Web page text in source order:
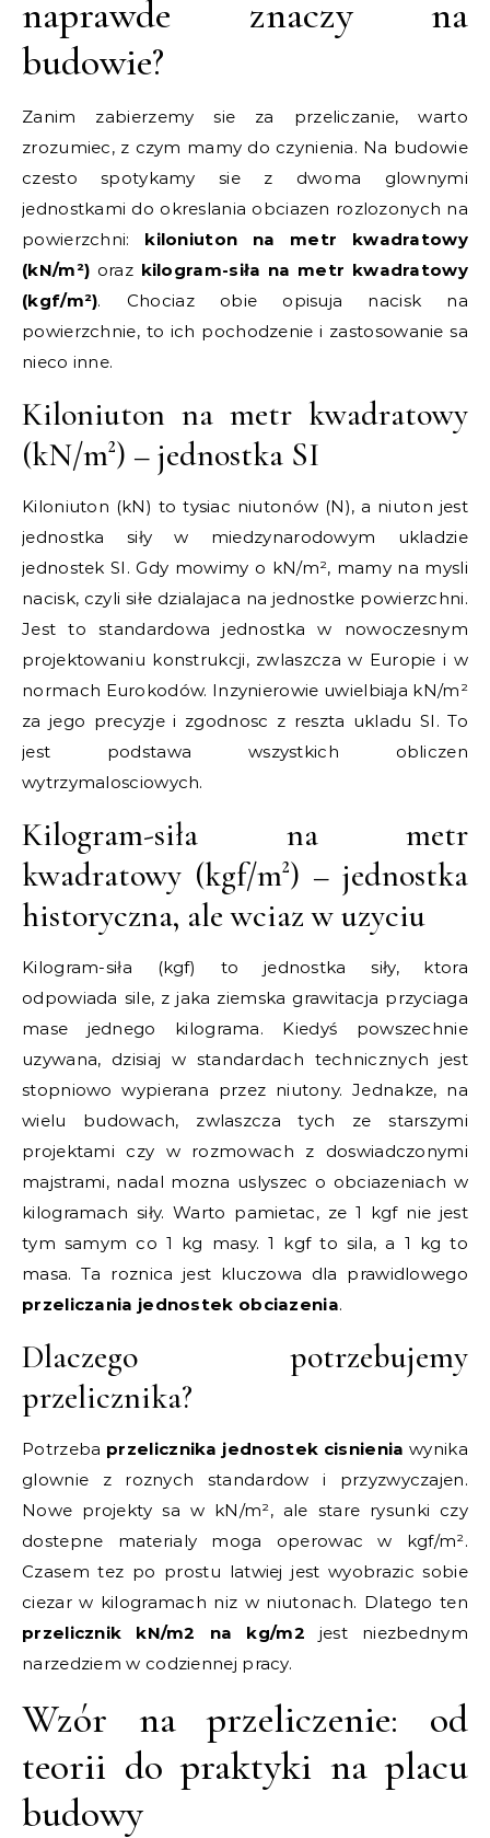
naprawde znaczy na
budowie?
Zanim zabierzemy sie za przeliczanie, warto
zrozumiec, z czym mamy do czynienia. Na budowie
czesto spotykamy sie z dwoma glownymi
jednostkami do okreslania obciazen rozlozonych na
powierzchni: kiloniuton na metr kwadratowy
(kN/m²) oraz kilogram-siła na metr kwadratowy
(kgf/m²). Chociaz obie opisuja nacisk na
powierzchnie, to ich pochodzenie i zastosowanie sa
nieco inne.
Kiloniuton na metr kwadratowy
(kN/m²) – jednostka SI
Kiloniuton (kN) to tysiac niutonów (N), a niuton jest
jednostka siły w miedzynarodowym ukladzie
jednostek SI. Gdy mowimy o kN/m², mamy na mysli
nacisk, czyli siłe dzialajaca na jednostke powierzchni.
Jest to standardowa jednostka w nowoczesnym
projektowaniu konstrukcji, zwlaszcza w Europie i w
normach Eurokodów. Inzynierowie uwielbiaja kN/m²
za jego precyzje i zgodnosc z reszta ukladu SI. To
jest podstawa wszystkich obliczen
wytrzymalosciowych.
Kilogram-siła na metr
kwadratowy (kgf/m²) – jednostka
historyczna, ale wciaz w uzyciu
Kilogram-siła (kgf) to jednostka siły, ktora
odpowiada sile, z jaka ziemska grawitacja przyciaga
mase jednego kilograma. Kiedyś powszechnie
uzywana, dzisiaj w standardach technicznych jest
stopniowo wypierana przez niutony. Jednakze, na
wielu budowach, zwlaszcza tych ze starszymi
projektami czy w rozmowach z doswiadczonymi
majstrami, nadal mozna uslyszec o obciazeniach w
kilogramach siły. Warto pamietac, ze 1 kgf nie jest
tym samym co 1 kg masy. 1 kgf to sila, a 1 kg to
masa. Ta roznica jest kluczowa dla prawidlowego
przeliczania jednostek obciazenia.
Dlaczego potrzebujemy
przelicznika?
Potrzeba przelicznika jednostek cisnienia wynika
glownie z roznych standardow i przyzwyczajen.
Nowe projekty sa w kN/m², ale stare rysunki czy
dostepne materialy moga operowac w kgf/m².
Czasem tez po prostu latwiej jest wyobrazic sobie
ciezar w kilogramach niz w niutonach. Dlatego ten
przelicznik kN/m2 na kg/m2 jest niezbednym
narzedziem w codziennej pracy.
Wzór na przeliczenie: od
teorii do praktyki na placu
budowy